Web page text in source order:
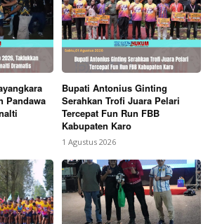
Pandawa
Bupati Antonius Ginting
Serahkan Trofi Juara Pelari
Tercepat Fun Run FBB
Kabupaten Karo
1 Agustus 2026